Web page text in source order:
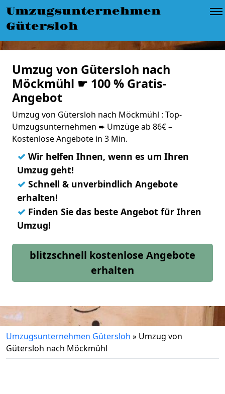
Umzugsunternehmen
Gütersloh
Umzug von Gütersloh nach
Möckmühl ☛ 100 % Gratis-
Angebot
Umzug von Gütersloh nach Möckmühl : Top-
Umzugsunternehmen ➨ Umzüge ab 86€ –
Kostenlose Angebote in 3 Min.
✓ Wir helfen Ihnen, wenn es um Ihren
Umzug geht!
✓ Schnell & unverbindlich Angebote
erhalten!
✓ Finden Sie das beste Angebot für Ihren
Umzug!
blitzschnell kostenlose Angebote
erhalten
Umzugsunternehmen Gütersloh » Umzug von
Gütersloh nach Möckmühl